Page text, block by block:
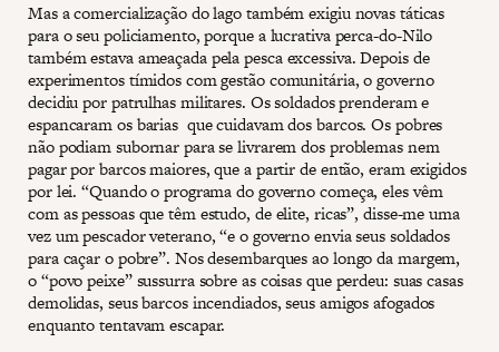
Mas a comercialização do lago também exigiu novas táticas
para o seu policiamento, porque a lucrativa perca-do-Nilo
também estava ameaçada pela pesca excessiva. Depois de
experimentos tímidos com gestão comunitária, o governo
decidiu por patrulhas militares. Os soldados prenderam e
espancaram os barias que cuidavam dos barcos. Os pobres
não podiam subornar para se livrarem dos problemas nem
pagar por barcos maiores, que a partir de então, eram exigidos
por lei. “Quando o programa do governo começa, eles vêm
com as pessoas que têm estudo, de elite, ricas”, disse-me uma
vez um pescador veterano, “e o governo envia seus soldados
para caçar o pobre”. Nos desembarques ao longo da margem,
o “povo peixe” sussurra sobre as coisas que perdeu: suas casas
demolidas, seus barcos incendiados, seus amigos afogados
enquanto tentavam escapar.